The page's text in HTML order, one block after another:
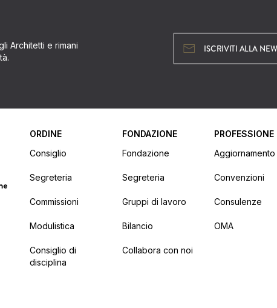
Architetti e rimani
ISCRIVITI ALLA
ORDINE
Consiglio
Segreteria
Commissioni
Modulistica
Consiglio di
disciplina
FONDAZIONE
Fondazione
Segreteria
Gruppi di lavoro
Bilancio
Collabora con noi
PROFESSIONE
Aggiornamento
Convenzioni
Consulenze
OMA